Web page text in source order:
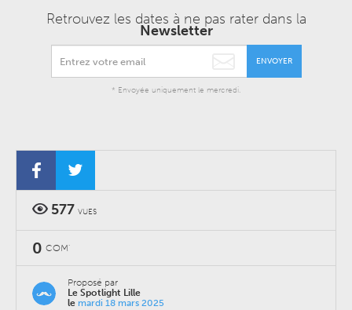
Retrouvez les dates à ne pas rater dans la
Newsletter
ENVOYER
* Envoyée uniquement le mercredi.
577 VUES
0 COM'
Proposé par
Le Spotlight Lille
le mardi 18 mars 2025